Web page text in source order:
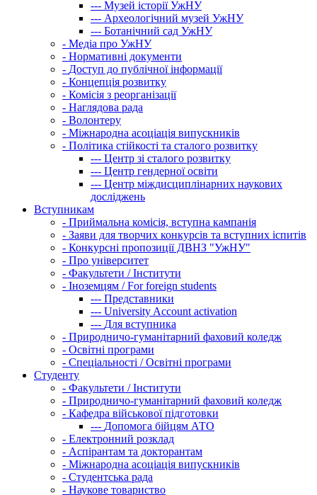
--- Музей історії УжНУ
--- Археологічний музей УжНУ
--- Ботанічний сад УжНУ
- Медіа про УжНУ
- Нормативні документи
- Доступ до публічної інформації
- Концепція розвитку
- Комісія з реорганізації
- Наглядова рада
- Волонтеру
- Міжнародна асоціація випускників
- Політика стійкості та сталого розвитку
--- Центр зі сталого розвитку
--- Центр гендерної освіти
--- Центр міждисциплінарних наукових
досліджень
Вступникам
- Приймальна комісія, вступна кампанія
- Заяви для творчих конкурсів та вступних іспитів
- Конкурсні пропозиції ДВНЗ "УжНУ"
- Про університет
- Факультети / Інститути
- Іноземцям / For foreign students
--- Представники
--- University Account activation
--- Для вступника
- Природничо-гуманітарний фаховий коледж
- Освітні програми
- Спеціальності / Освітні програми
Студенту
- Факультети / Інститути
- Природничо-гуманітарний фаховий коледж
- Кафедра військової підготовки
--- Допомога бійцям АТО
- Електронний розклад
- Аспірантам та докторантам
- Міжнародна асоціація випускників
- Студентська рада
- Наукове товариство